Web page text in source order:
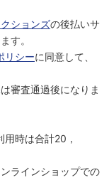
ションズの後払いサ
す。
リシーに同意して、
審査通過後になりま
時は合計20，
ラインショップでの